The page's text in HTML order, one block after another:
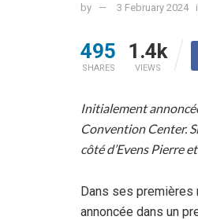
by 3 February 2024
495
SHARES
1.4k
VIEWS
Initialement
Convention Center.
côté d’Evens Pierre
Dans ses premières
annoncée dans un